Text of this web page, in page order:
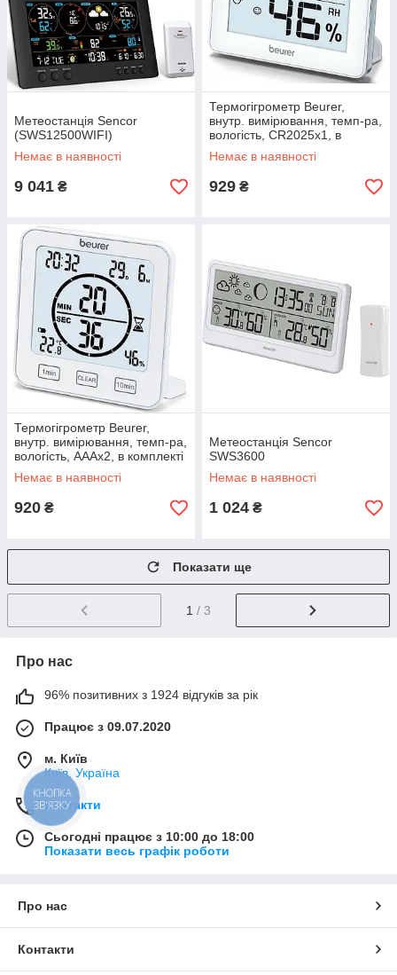
Метеостанція Sencor
(SWS12500WIFI)
Немає в наявності
9 041 ₴
Термогігрометр Beurer,
внутр. вимірювання, темп-ра,
вологість, CR2025х1, в
комплекті (HM_16)
Немає в наявності
929 ₴
Термогігрометр Beurer,
внутр. вимірювання, темп-ра,
вологість, AAAx2, в комплекті
(HM_22)
Немає в наявності
920 ₴
Метеостанція Sencor
SWS3600
Немає в наявності
1 024 ₴
Показати ще
1 / 3
Про нас
96% позитивних з 1924 відгуків за рік
Працює з 09.07.2020
м. Київ
Київ, Україна
Контакти
Сьогодні працює з 10:00 до 18:00
Показати весь графік роботи
Про нас
Контакти
КНОПКА
ЗВ'ЯЗКУ